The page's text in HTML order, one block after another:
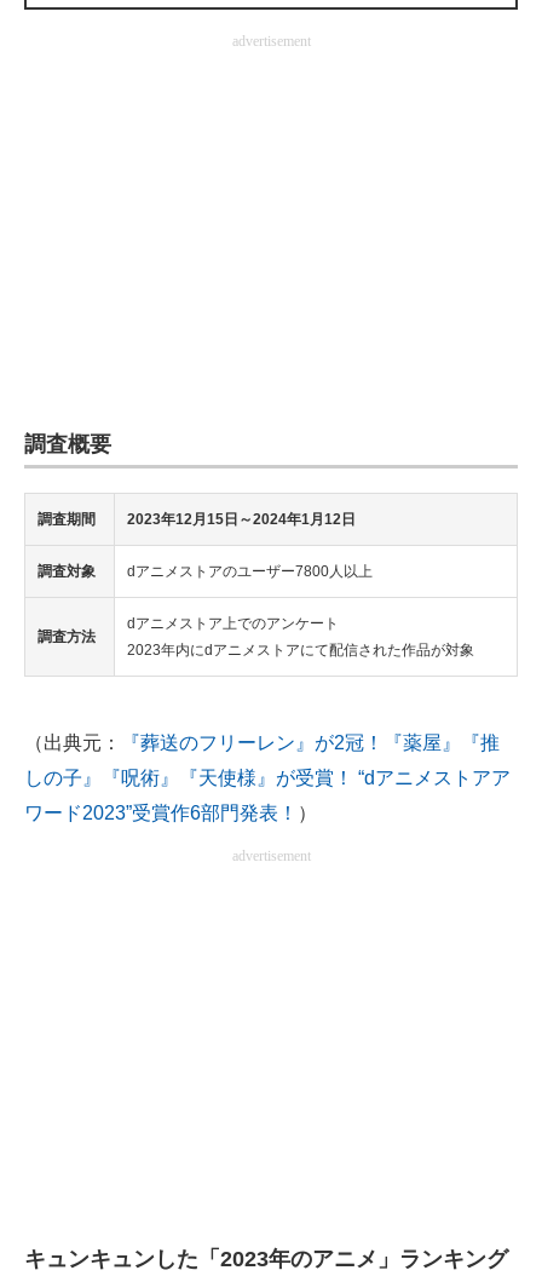
IT製品の技術・比較・事例advertisement
調査概要
調査期間 2023年12月15日～2024年1月12日
調査対象 dアニメストアのユーザー7800人以上
調査方法
dアニメストア上でのアンケート
2023年内にdアニメストアにて配信された作品が対象
（出典元：
『葬送のフリーレン』が2冠！『薬屋』『推
しの子』『呪術』『天使様』が受賞！ “dアニメストアア
ワード2023”受賞作6部門発表！ ）
advertisement
キュンキュンした「2023年のアニメ」ランキング